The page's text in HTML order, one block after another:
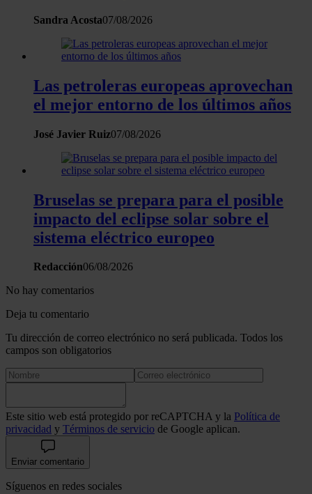
Sandra Acosta07/08/2026
Las petroleras europeas aprovechan
el mejor entorno de los últimos años
José Javier Ruiz07/08/2026
Bruselas se prepara para el posible
impacto del eclipse solar sobre el
sistema eléctrico europeo
Redacción06/08/2026
No hay comentarios
Deja tu comentario
Tu dirección de correo electrónico no será publicada. Todos los
campos son obligatorios
Este sitio web está protegido por reCAPTCHA y la Política de
privacidad y Términos de servicio de Google aplican.
Enviar comentario
Síguenos en redes sociales